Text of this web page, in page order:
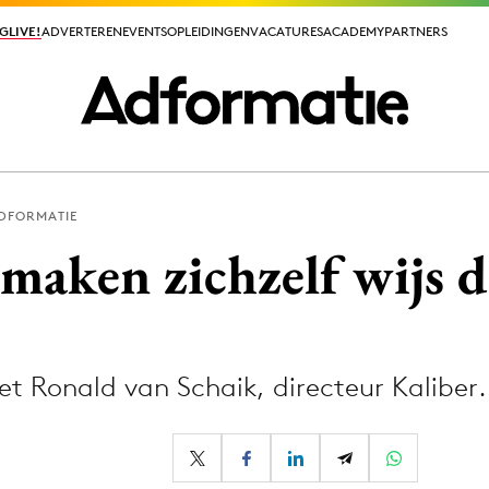
ADVERTERENEVENTSOPLEIDINGENVACATURESACADEMYPARTNERS
ADVERTERENEVENTSOPLEIDINGENVACATURESACADEMYPARTNERS
Media
zichzelf wijs
Ronald van Schaik, directeur Kaliber.